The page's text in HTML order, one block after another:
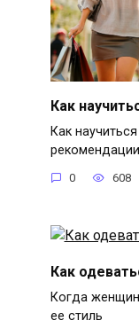
Как
Как
рекомендации
0 608
Как
Когда
ее стиль